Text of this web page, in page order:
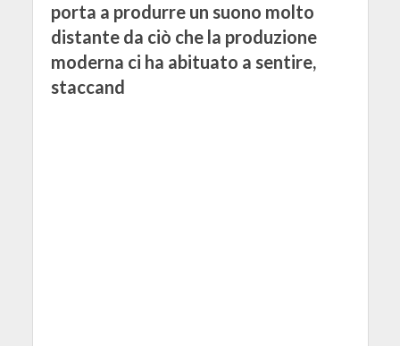
porta a produrre un suono molto
distante da ciò che la produzione
moderna ci ha abituato a sentire,
staccand